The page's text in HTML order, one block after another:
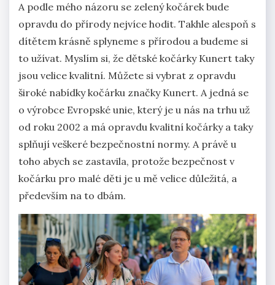
A podle mého názoru se zelený kočárek bude
opravdu do přírody nejvíce hodit. Takhle alespoň s
dítětem krásně splyneme s přírodou a budeme si
to užívat. Myslím si, že dětské kočárky Kunert taky
jsou velice kvalitní. Můžete si vybrat z opravdu
široké nabídky kočárku značky Kunert. A jedná se
o výrobce Evropské unie, který je u nás na trhu už
od roku 2002 a má opravdu kvalitní kočárky a taky
splňují veškeré bezpečnostní normy. A právě u
toho abych se zastavila, protože bezpečnost v
kočárku pro malé děti je u mě velice důležitá, a
především na to dbám.